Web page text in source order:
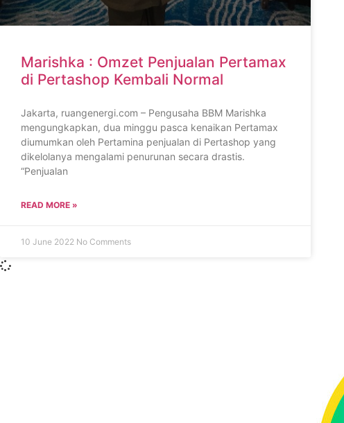
Marishka : Omzet Penjualan Pertamax
di Pertashop Kembali Normal
Jakarta, ruangenergi.com – Pengusaha BBM Marishka
mengungkapkan, dua minggu pasca kenaikan Pertamax
diumumkan oleh Pertamina penjualan di Pertashop yang
dikelolanya mengalami penurunan secara drastis.
“Penjualan
READ MORE »
10 June 2022 No Comments